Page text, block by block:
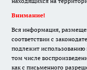
Внимание!
Вся информация,
соответствии с
подлежит
том числе
как с письменного